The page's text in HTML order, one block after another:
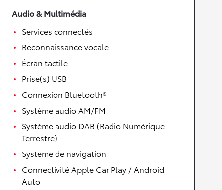
Audio & Multimédia
Services connectés
Reconnaissance vocale
Écran tactile
Prise(s) USB
Connexion Bluetooth®
Système audio AM/FM
Système audio DAB (Radio Numérique
Terrestre)
Système de navigation
Connectivité Apple Car Play / Android
Auto